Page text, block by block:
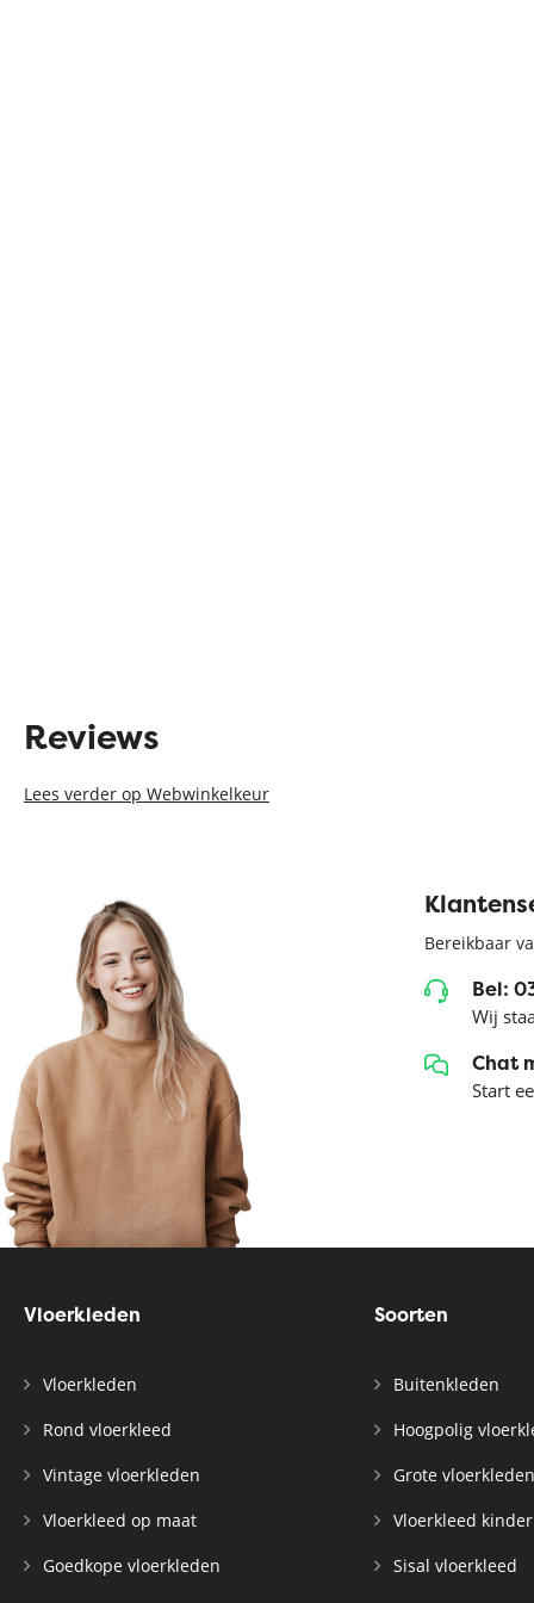
Reviews
Lees verder op Webwinkelkeur
Bereikbaar
Bel:
Wij
Chat
Start
Vloerkleden
Vloerkleden
Rond vloerkleed
Vintage vloerkleden
Vloerkleed op maat
Goedkope vloerkleden
Soorten
Buitenkleden
Hoogpolig
Grote vloerkleden
Vloerkleed
Sisal vloerkleed